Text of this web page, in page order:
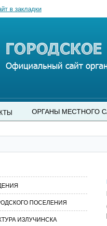
в закладки
ОРГАНЫ МЕСТНОГО
ПОСЕЛЕНИЯ
ИЗЛУЧИНСКА